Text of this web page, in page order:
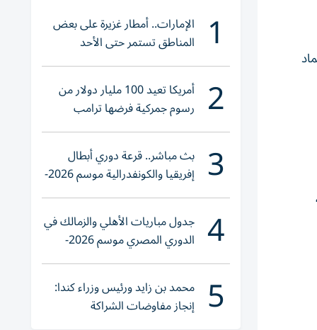
1 الإمارات.. أمطار غزيرة على بعض
المناطق تستمر حتى الأحد
2 أمريكا تعيد 100 مليار دولار من
رسوم جمركية فرضها ترامب
3 بث مباشر.. قرعة دوري أبطال
إفريقيا والكونفدرالية موسم 2026-
2027
4 جدول مباريات الأهلي والزمالك في
الدوري المصري موسم 2026-
2027
5 محمد بن زايد ورئيس وزراء كندا:
إنجاز مفاوضات الشراكة